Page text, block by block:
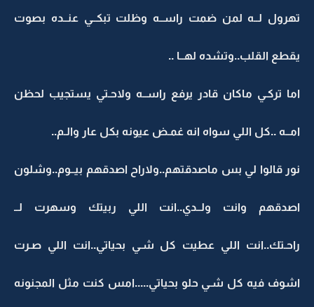
تهرول لــه لمن ضمت راســه وظلت تبكــي عنــده بصوت
يقطع القلب..وتشده لهــا ..
اما تركـي ماكان قادر يرفع راســه ولاحـتي يستجيب لحظن
امــه ..كل اللي سواه انه غمـض عيونه بكل عار والـم..
نور قالوا لي بس ماصدقتهم..ولاراح اصدقهم بيــوم..وشلون
اصدقهم وانت ولــدي..انت اللي ربيتك وسهرت لــ
راحـتك..انت اللي عطيت كل شـي بحياتي..انت اللي صـرت
اشوف فيه كل شـي حلو بحياتي.....امس كنت مثل المجنونه